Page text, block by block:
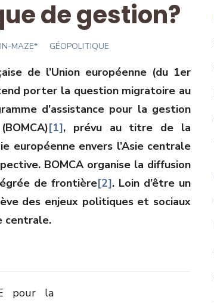
de gestion?
MAZE* GÉOPOLITIQUE
de l’Union européenne (du 1er
porter la question migratoire au
d’assistance pour la gestion
[1], prévu au titre de la
européenne envers l’Asie centrale
BOMCA organise la diffusion
de frontière[2]. Loin d’être un
des enjeux politiques et sociaux
centrale.
pour la